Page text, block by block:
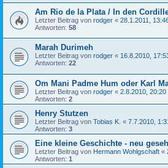
Am Rio de la Plata / In den
Letzter Beitrag von rodger « 28.1.2011,
Antworten: 58
Marah Durimeh
Letzter Beitrag von rodger « 16.8.2010,
Antworten: 22
Om Mani Padme Hum oder Karl
Letzter Beitrag von rodger « 2.8.2010, 20:20
Antworten: 2
Henry Stutzen
Letzter Beitrag von Tobias K. « 7.7.2010,
Antworten: 3
Eine kleine Geschichte - neu
Letzter Beitrag von Hermann Wohlgschaft «
Antworten: 1